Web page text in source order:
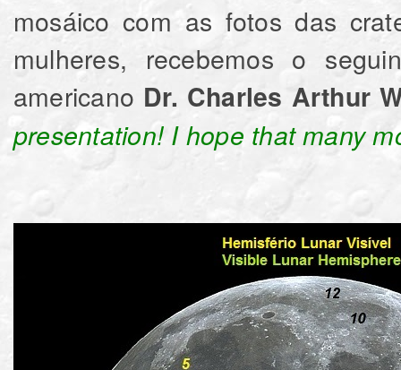
mosáico com as fotos das
mulheres, recebemos o
americano Dr. Charles Arthur
presentation! I hope that many